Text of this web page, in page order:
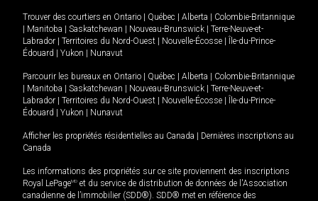
Trouver des courtiers en Ontario | Québec | Alberta | Colombie-Britannique
| Manitoba | Saskatchewan | Nouveau-Brunswick | Terre-Neuve-et-
Labrador | Territoires du Nord-Ouest | Nouvelle-Écosse | Île-du-Prince-
Édouard | Yukon | Nunavut
Parcourir les bureaux en Ontario | Québec | Alberta | Colombie-Britannique
| Manitoba | Saskatchewan | Nouveau-Brunswick | Terre-Neuve-et-
Labrador | Territoires du Nord-Ouest | Nouvelle-Écosse | Île-du-Prince-
Édouard | Yukon | Nunavut
Afficher les propriétés résidentielles au Canada | Dernières inscriptions au
Canada
Les informations des propriétés sur ce site proviennent des inscriptions
Royal LePageMD et du service de distribution de données de l'Association
canadienne de l’immobilier (SDD®). SDD® met en référence des